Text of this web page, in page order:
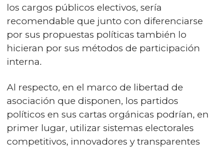
los cargos públicos electivos, sería
recomendable que junto con diferenciarse
por sus propuestas políticas también lo
hicieran por sus métodos de participación
interna.
Al respecto, en el marco de libertad de
asociación que disponen, los partidos
políticos en sus cartas orgánicas podrían, en
primer lugar, utilizar sistemas electorales
competitivos, innovadores y transparentes